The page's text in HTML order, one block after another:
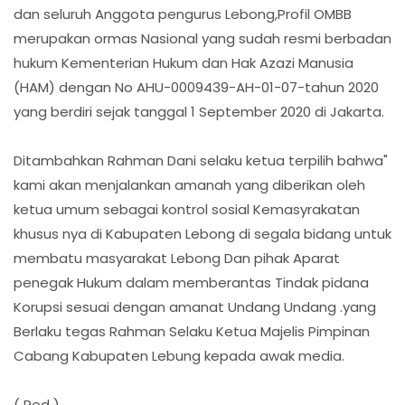
dan seluruh Anggota pengurus Lebong,Profil OMBB
merupakan ormas Nasional yang sudah resmi berbadan
hukum Kementerian Hukum dan Hak Azazi Manusia
(HAM) dengan No AHU-0009439-AH-01-07-tahun 2020
yang berdiri sejak tanggal 1 September 2020 di Jakarta.
Ditambahkan Rahman Dani selaku ketua terpilih bahwa"
kami akan menjalankan amanah yang diberikan oleh
ketua umum sebagai kontrol sosial Kemasyrakatan
khusus nya di Kabupaten Lebong di segala bidang untuk
membatu masyarakat Lebong Dan pihak Aparat
penegak Hukum dalam memberantas Tindak pidana
Korupsi sesuai dengan amanat Undang Undang .yang
Berlaku tegas Rahman Selaku Ketua Majelis Pimpinan
Cabang Kabupaten Lebung kepada awak media.